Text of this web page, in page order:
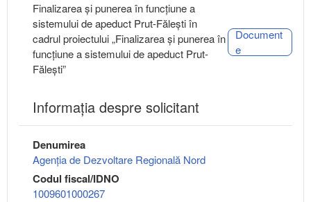
Finalizarea și punerea în funcțiune a
sistemului de apeduct Prut-Fălești în
cadrul proiectului „Finalizarea și punerea în
funcțiune a sistemului de apeduct Prut-
Fălești”
Document
e
Informaţia despre solicitant
Denumirea
Agenția de Dezvoltare Regională Nord
Codul fiscal/IDNO
1009601000267